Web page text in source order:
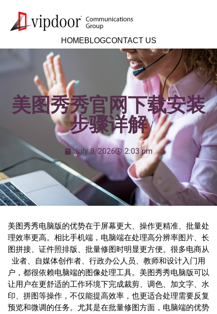
HOMEBLOGCONTACT US
美图秀秀官网下载安装
步骤详解
July 8, 2026 2:03 pm
美图秀秀电脑版的优势在于屏幕更大、操作更精准、批量处
理效率更高。相比手机端，电脑端在处理高分辨率图片、长
图拼接、证件照排版、批量修图时明显更方便。很多电商从
业者、自媒体创作者、行政办公人员、教师和设计入门用
户，都很依赖电脑端的图像处理工具。美图秀秀电脑版可以
让用户在更舒适的工作环境下完成裁剪、调色、加文字、水
印、拼图等操作，不仅能提高效率，也更适合处理需要反复
预览和微调的任务。尤其是在批量修图方面，电脑端的优势